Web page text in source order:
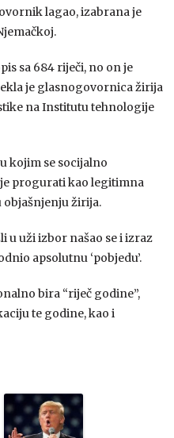
lagao, izabrana je
sa 684 riječi, no on je
je glasnogovornica žirija
na Institutu tehnologije
kojim se socijalno
progurati kao legitimna
objašnjenju žirija.
u uži izbor našao se i izraz
apsolutnu ‘pobjedu’.
bira “riječ godine”,
te godine, kao i